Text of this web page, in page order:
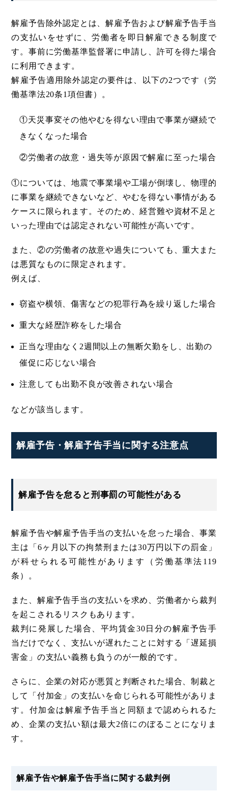
解雇予告除外認定とは、解雇予告および解雇予告手当
の支払いをせずに、労働者を即日解雇できる制度で
す。事前に労働基準監督署に申請し、許可を得た場合
に利用できます。
解雇予告適用除外認定の要件は、以下の2つです（労
働基準法20条1項但書）。
①天災事変その他やむを得ない理由で事業が継続で
きなくなった場合
②労働者の故意・過失等が原因で解雇に至った場合
①については、地震で事業場や工場が倒壊し、物理的
に事業を継続できないなど、やむを得ない事情がある
ケースに限られます。そのため、経営難や資材不足と
いった理由では認定されない可能性が高いです。
また、②の労働者の故意や過失についても、重大また
は悪質なものに限定されます。
例えば、
窃盗や横領、傷害などの犯罪行為を繰り返した場合
重大な経歴詐称をした場合
正当な理由なく2週間以上の無断欠勤をし、出勤の
催促に応じない場合
注意しても出勤不良が改善されない場合
などが該当します。
解雇予告・解雇予告手当に関する注意点
解雇予告を怠ると刑事罰の可能性がある
解雇予告や解雇予告手当の支払いを怠った場合、事業
主は「6ヶ月以下の拘禁刑または30万円以下の罰金」
が科せられる可能性があります（労働基準法119
条）。
また、解雇予告手当の支払いを求め、労働者から裁判
を起こされるリスクもあります。
裁判に発展した場合、平均賃金30日分の解雇予告手
当だけでなく、支払いが遅れたことに対する「遅延損
害金」の支払い義務も負うのが一般的です。
さらに、企業の対応が悪質と判断された場合、制裁と
して「付加金」の支払いを命じられる可能性がありま
す。付加金は解雇予告手当と同額まで認められるた
め、企業の支払い額は最大2倍にのぼることになりま
す。
解雇予告や解雇予告手当に関する裁判例